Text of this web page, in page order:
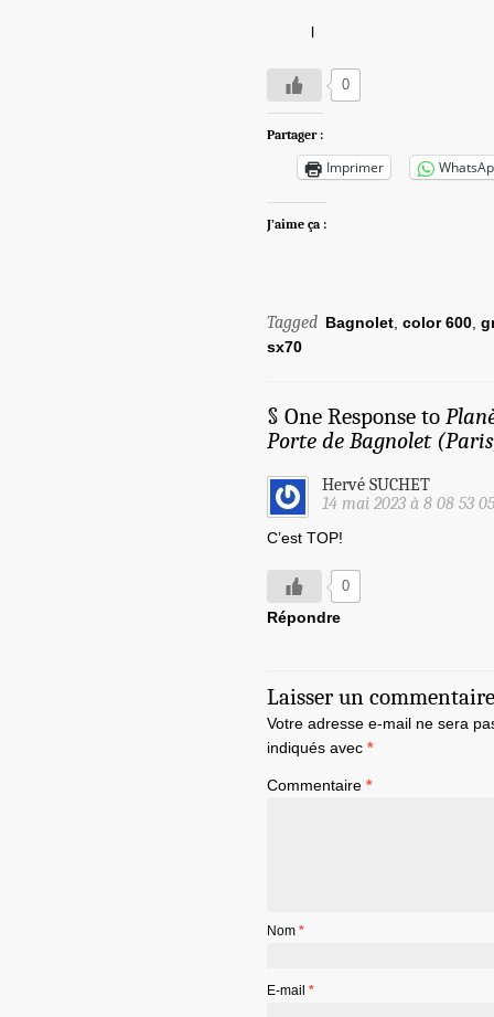
l
0
Partager :
Imprimer
J’aime ça :
Tagged Bagnolet color 600
sx70
§ One Response to
Porte de Bagnolet
Hervé SUCHET
14 mai 2023 à 8 08 53
C’est TOP!
0
Répondre
Laisser un commentaire
Votre adresse e-mail ne sera
indiqués avec *
Commentaire *
Nom *
E-mail *